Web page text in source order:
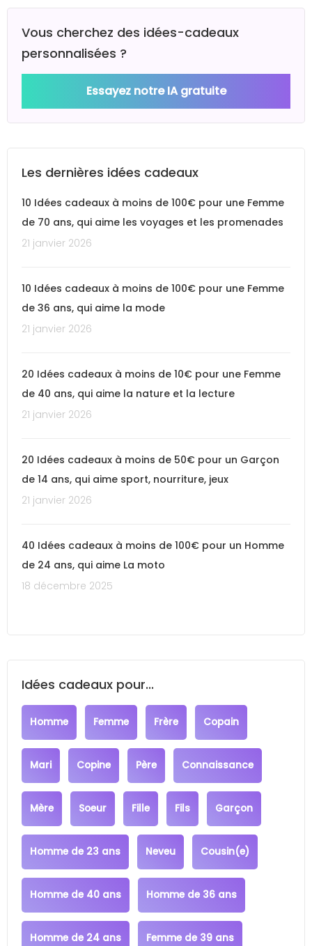
Vous cherchez des idées-cadeaux
personnalisées ?
Essayez notre IA gratuite
Les dernières idées cadeaux
10 Idées cadeaux à moins de 100€ pour une Femme
de 70 ans, qui aime les voyages et les promenades
21 janvier 2026
10 Idées cadeaux à moins de 100€ pour une Femme
de 36 ans, qui aime la mode
21 janvier 2026
20 Idées cadeaux à moins de 10€ pour une Femme
de 40 ans, qui aime la nature et la lecture
21 janvier 2026
20 Idées cadeaux à moins de 50€ pour un Garçon
de 14 ans, qui aime sport, nourriture, jeux
21 janvier 2026
40 Idées cadeaux à moins de 100€ pour un Homme
de 24 ans, qui aime La moto
18 décembre 2025
Idées cadeaux pour...
Homme Femme Frère Copain
Mari Copine Père Connaissance
Mère Soeur Fille Fils Garçon
Homme de 23 ans Neveu Cousin(e)
Homme de 40 ans Homme de 36 ans
Homme de 24 ans Femme de 39 ans